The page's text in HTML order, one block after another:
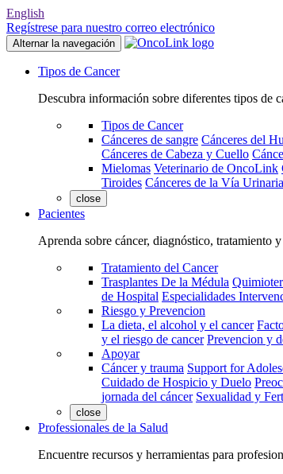
English
Regístrese para nuestro correo electrónico
Alternar la navegación
Tipos de Cancer
Descubra información sobre diferentes tipos de
Tipos de Cancer
Cánceres de sangre Cánceres del
Cánceres de Cabeza y Cuello
Mielomas Veterinario de OncoLink
Tiroides Cánceres de la Vía Urinaria
close
Pacientes
Aprenda sobre cáncer, diagnóstico, tratamiento
Tratamiento del Cancer
Trasplantes De la Médula
de Hospital Especialidades
Riesgo y Prevencion
La dieta, el alcohol y el cancer
y el riesgo de cancer Prevencion y
Apoyar
Cáncer y trauma Support for
Cuidado de Hospicio y Duelo
jornada del cáncer Sexualidad y
close
Professionales de la Salud
Encuentre recursos y herramientas para